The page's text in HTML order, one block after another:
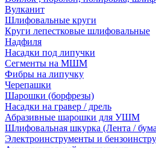
Вулканит
Шлифовальные круги
Круги лепестковые шлифовальные
Надфиля
Насадки под липучки
Сегменты на МШМ
Фибры на липучку
Черепашки
Шарошки (борфрезы)
Насадки на гравер / дрель
Абразивные шарошки для УШМ
Шлифовальная шкурка (Лента /
Электроинструменты и